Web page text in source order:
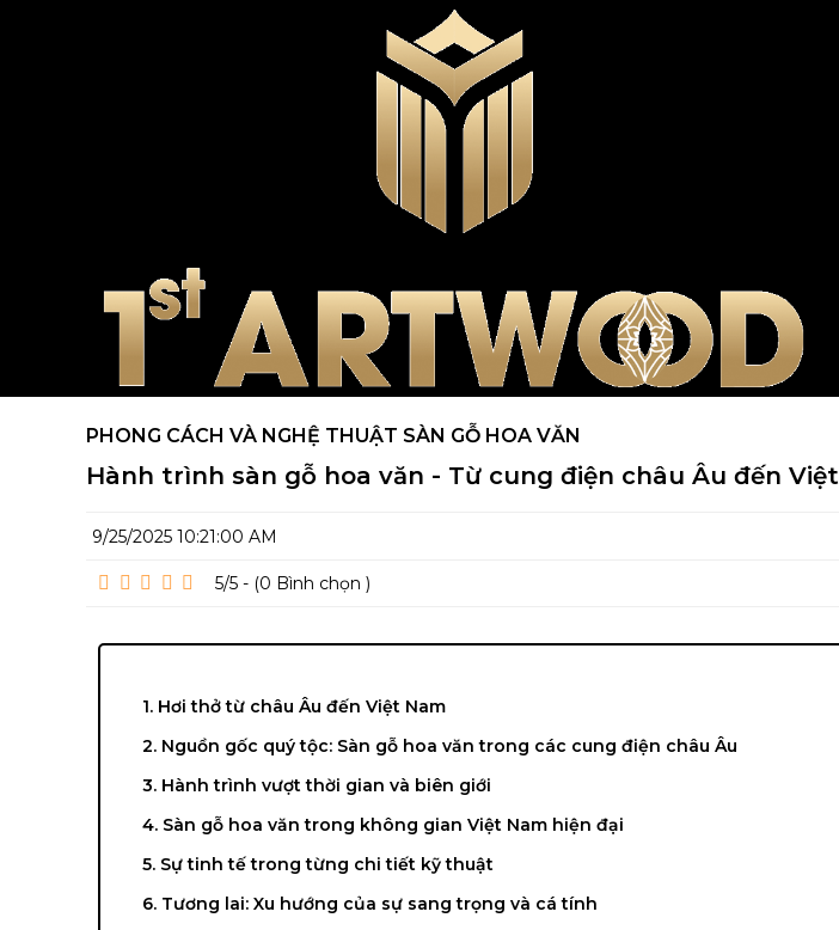
PHONG CÁCH VÀ NGHỆ THUẬT SÀN GỖ HOA VĂN
Hành trình sàn gỗ hoa văn - Từ cung điện châu Âu đến Việt
9/25/2025 10:21:00 AM
5/5 - (0 Bình chọn )
1. Hơi thở từ châu Âu đến Việt Nam
2. Nguồn gốc quý tộc: Sàn gỗ hoa văn trong các cung điện châu Âu
3. Hành trình vượt thời gian và biên giới
4. Sàn gỗ hoa văn trong không gian Việt Nam hiện đại
5. Sự tinh tế trong từng chi tiết kỹ thuật
6. Tương lai: Xu hướng của sự sang trọng và cá tính